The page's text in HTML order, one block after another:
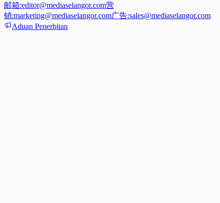
邮箱:editor@mediaselangor.com营
销:marketing@mediaselangor.com广告:sales@mediaselangor.com
Aduan Penerbitan